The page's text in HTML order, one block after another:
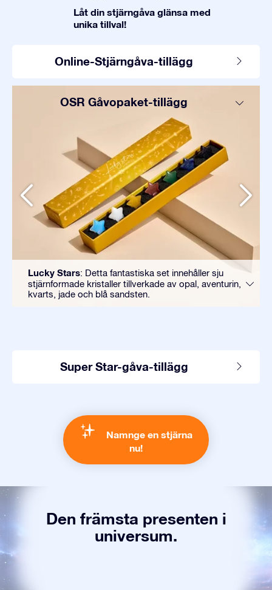
Låt din stjärngåva glänsa med
unika tillval!
Online-Stjärngåva-tillägg
OSR Gåvopaket-tillägg
Lucky Stars: Detta fantastiska set innehåller sju
stjärnformade kristaller tillverkade av opal, aventurin,
kvarts, jade och blå sandsten.
Super Star-gåva-tillägg
Namnge en stjärna
nu!
Den främsta presenten i
universum.